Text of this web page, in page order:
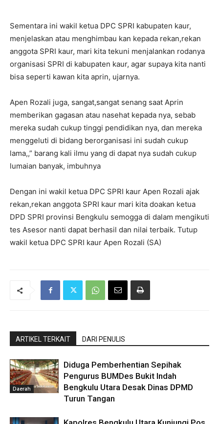
Sementara ini wakil ketua DPC SPRI kabupaten kaur,
menjelaskan atau menghimbau kan kepada rekan,rekan
anggota SPRI kaur, mari kita tekuni menjalankan rodanya
organisasi SPRI di kabupaten kaur, agar supaya kita nanti
bisa seperti kawan kita aprin, ujarnya.
Apen Rozali juga, sangat,sangat senang saat Aprin
memberikan gagasan atau nasehat kepada nya, sebab
mereka sudah cukup tinggi pendidikan nya, dan mereka
menggeluti di bidang berorganisasi ini sudah cukup
lama,,” barang kali ilmu yang di dapat nya sudah cukup
lumaian banyak, imbuhnya
Dengan ini wakil ketua DPC SPRI kaur Apen Rozali ajak
rekan,rekan anggota SPRI kaur mari kita doakan ketua
DPD SPRI provinsi Bengkulu semogga di dalam mengikuti
tes Asesor nanti dapat berhasil dan nilai terbaik. Tutup
wakil ketua DPC SPRI kaur Apen Rozali (SA)
ARTIKEL TERKAIT DARI PENULIS
Daerah
Diduga Pemberhentian Sepihak
Pengurus BUMDes Bukit Indah
Bengkulu Utara Desak Dinas DPMD
Turun Tangan